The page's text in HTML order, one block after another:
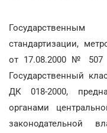
стандартизации,
от 17.08.2000 № 507
Государственный
ДК 018-2000,
органами
законодательной